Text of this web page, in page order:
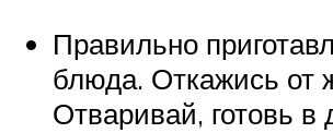
Правильно
блюда. Откажись от
Отваривай, готовь в